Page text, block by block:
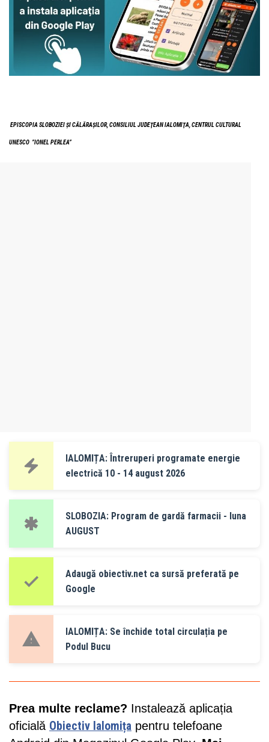
EPISCOPIA SLOBOZIEI ŞI CĂLĂRAŞILOR,CONSILIUL JUDEŢEAN IALOMIŢA,CENTRUL CULTURAL
UNESCO ”IONEL PERLEA”
IALOMIȚA: Întreruperi programate energie
electrică 10 - 14 august 2026
SLOBOZIA: Program de gardă farmacii - luna
AUGUST
Adaugă obiectiv.net ca sursă preferată pe
Google
IALOMIȚA: Se închide total circulația pe
Podul Bucu
Prea multe reclame? Instalează aplicația
oficială Obiectiv Ialomița pentru telefoane